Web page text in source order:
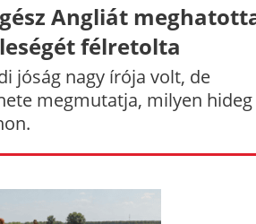
Angliát
félretolta
jóság nagy írója volt, de
megmutatja, milyen hideg